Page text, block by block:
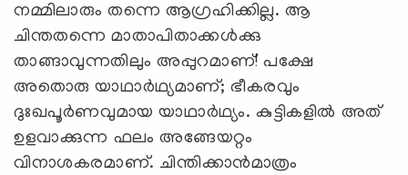
നമ്മിലാരും തന്നെ ആഗ്രഹിക്കില്ല. ആ
ചിന്തതന്നെ മാതാപിതാക്കൾക്കു
താങ്ങാവുന്നതിലും അപ്പുറമാണ്‌! പക്ഷേ
അതൊരു യാഥാർഥ്യമാണ്‌; ഭീകരവും
ദുഃഖപൂർണവുമായ യാഥാർഥ്യം. കുട്ടികളിൽ അത്‌
ഉളവാക്കുന്ന ഫലം അങ്ങേയറ്റം
വിനാശകരമാണ്‌. ചിന്തിക്കാൻമാത്രം